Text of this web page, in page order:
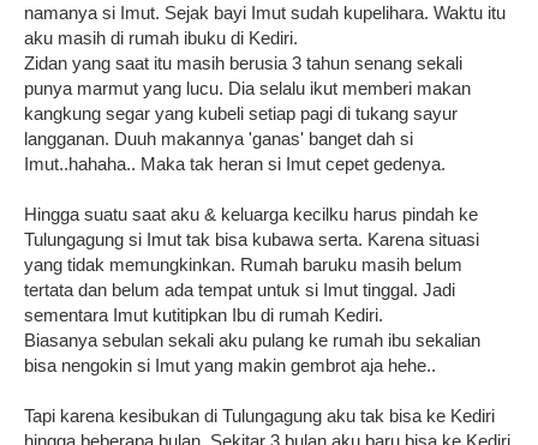
namanya si Imut. Sejak bayi Imut sudah kupelihara. Waktu itu
aku masih di rumah ibuku di Kediri.
Zidan yang saat itu masih berusia 3 tahun senang sekali
punya marmut yang lucu. Dia selalu ikut memberi makan
kangkung segar yang kubeli setiap pagi di tukang sayur
langganan. Duuh makannya 'ganas' banget dah si
Imut..hahaha.. Maka tak heran si Imut cepet gedenya.
Hingga suatu saat aku & keluarga kecilku harus pindah ke
Tulungagung si Imut tak bisa kubawa serta. Karena situasi
yang tidak memungkinkan. Rumah baruku masih belum
tertata dan belum ada tempat untuk si Imut tinggal. Jadi
sementara Imut kutitipkan Ibu di rumah Kediri.
Biasanya sebulan sekali aku pulang ke rumah ibu sekalian
bisa nengokin si Imut yang makin gembrot aja hehe..
Tapi karena kesibukan di Tulungagung aku tak bisa ke Kediri